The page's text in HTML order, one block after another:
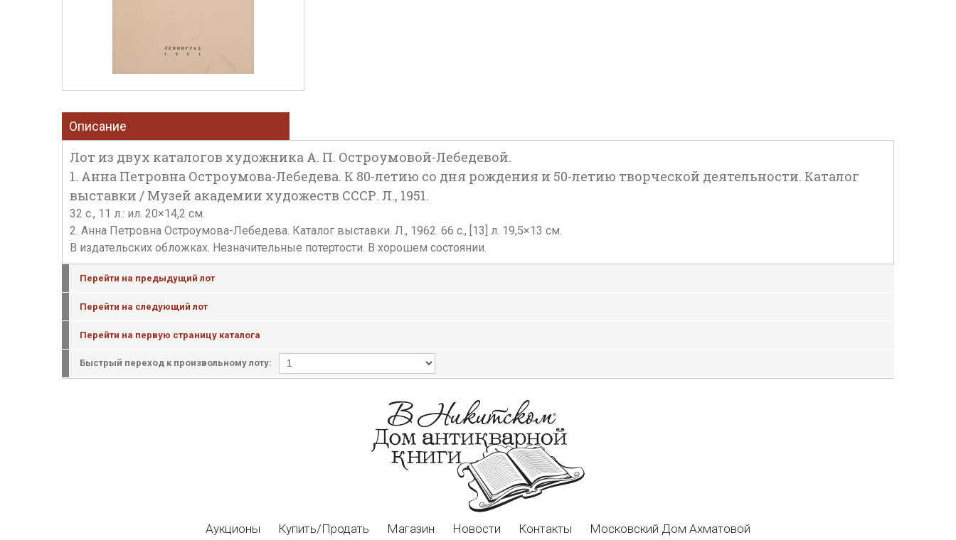
Описание
Лот из двух каталогов художника А. П. Остроумовой-Лебедевой.
1. Анна Петровна Остроумова-Лебедева. К 80-летию со дня рождения и 50-летию творческой деятельности. Каталог
выставки / Музей академии художеств СССР. Л., 1951.
32 с., 11 л.: ил. 20×14,2 см.
2. Анна Петровна Остроумова-Лебедева. Каталог выставки. Л., 1962. 66 с., [13] л. 19,5×13 см.
В издательских обложках. Незначительные потертости. В хорошем состоянии.
Перейти на предыдущий лот
Перейти на следующий лот
Перейти на первую страницу каталога
Быстрый переход к произвольному лоту:
Аукционы Купить/Продать Магазин Новости Контакты Московский Дом Ахматовой